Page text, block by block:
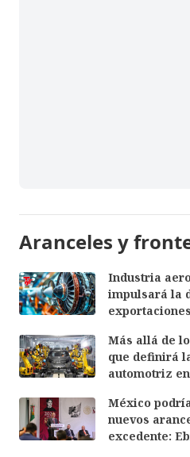
Aranceles y
Industria
impulsará la
Más allá de
que definirá
automotriz
México
nuevos
excedente: